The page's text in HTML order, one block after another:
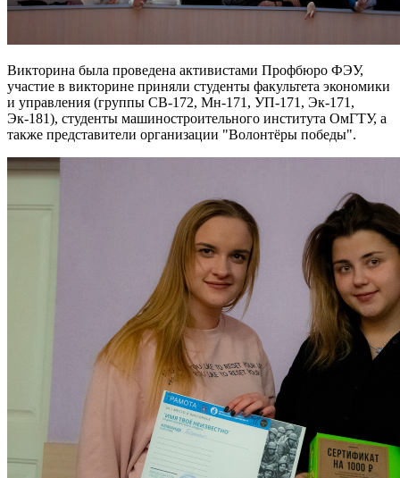
Викторина была проведена активистами Профбюро ФЭУ,
участие в викторине приняли студенты факультета экономики
и управления (группы СВ-172, Мн-171, УП-171, Эк-171,
Эк-181), студенты машиностроительного института ОмГТУ, а
также представители организации "Волонтёры победы".